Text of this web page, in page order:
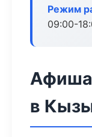
Режим
09:00-
Афиша
в